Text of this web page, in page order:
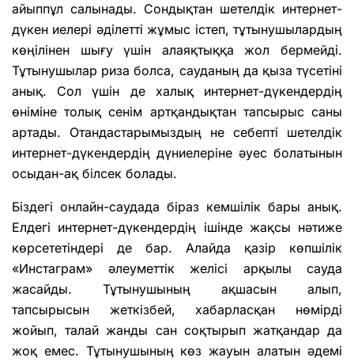
айыппұл салынады. Сондықтан шетелдік интернет-
дүкен иелері әділетті жұмыс істеп, тұтынушылардың
көңілінен шығу үшін алаяқтыққа жол бермейді.
Тұтынушылар риза болса, сауданың да қыза түсетіні
анық. Сол үшін де халық интернет-дүкендердің
өніміне толық сенім артқандықтан тапсырыс саны
артады. Отандастарымыздың не себепті шетелдік
интернет-дүкендердің дүниелеріне әуес болатынын
осыдан-ақ білсек болады.
Біздегі онлайн-саудада біраз кемшілік бары анық.
Елдегі интернет-дүкендердің ішінде жақсы нәтиже
көрсететіндері де бар. Алайда қазір көпшілік
«Инстаграм» әлеуметтік желісі арқылы сауда
жасайды. Тұтынушының ақшасын алып,
тапсырысын жеткізбей, хабарласқан нөмірді
жойып, талай жанды сан соқтырып жатқандар да
жоқ емес. Тұтынушының көз жауын алатын әдемі